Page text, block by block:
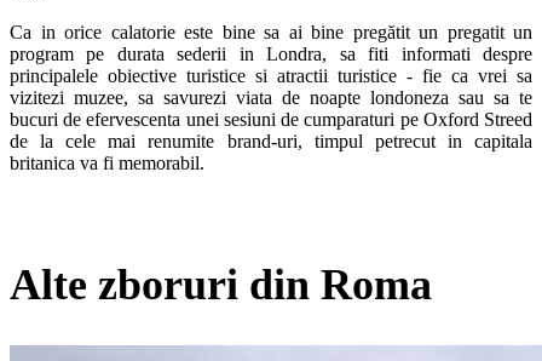
Ca in orice calatorie este bine sa ai bine pregătit un pregatit un
program pe durata sederii in Londra, sa fiti informati despre
principalele obiective turistice si atractii turistice - fie ca vrei sa
vizitezi muzee, sa savurezi viata de noapte londoneza sau sa te
bucuri de efervescenta unei sesiuni de cumparaturi pe Oxford Streed
de la cele mai renumite brand-uri, timpul petrecut in capitala
britanica va fi memorabil.
Alte zboruri din Roma